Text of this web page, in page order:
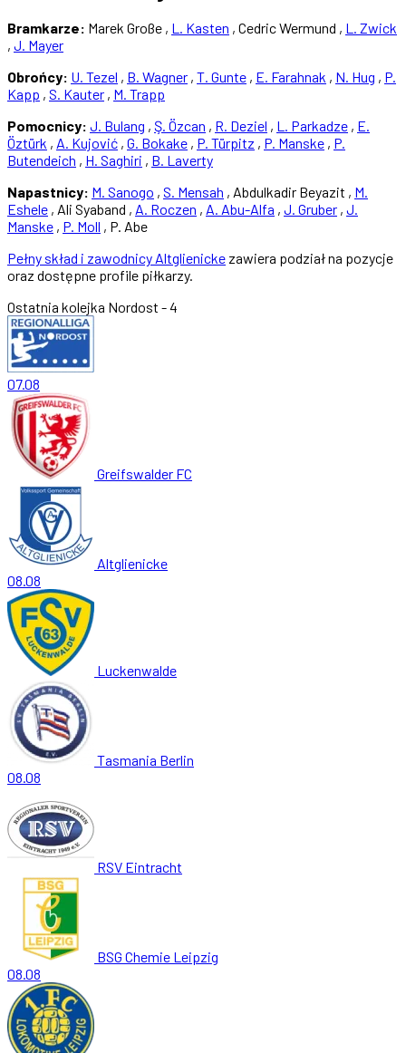
Bramkarze: Marek Große , L. Kasten , Cedric Wermund , L. Zwick
, J. Mayer
Obrońcy: U. Tezel , B. Wagner , T. Gunte , E. Farahnak , N. Hug , P.
Kapp , S. Kauter , M. Trapp
Pomocnicy: J. Bulang , Ş. Özcan , R. Deziel , L. Parkadze , E.
Öztürk , A. Kujović , G. Bokake , P. Türpitz , P. Manske , P.
Butendeich , H. Saghiri , B. Laverty
Napastnicy: M. Sanogo , S. Mensah , Abdulkadir Beyazit , M.
Eshele , Ali Syaband , A. Roczen , A. Abu-Alfa , J. Gruber , J.
Manske , P. Moll , P. Abe
Pełny skład i zawodnicy Altglienicke zawiera podział na pozycje
oraz dostępne profile piłkarzy.
Ostatnia kolejka Nordost - 4
07.08
Greifswalder FC
Altglienicke
08.08
Luckenwalde
Tasmania Berlin
08.08
RSV Eintracht
BSG Chemie Leipzig
08.08